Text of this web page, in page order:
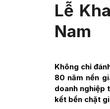
Lễ
Nam
Không chỉ
80 năm nền
doanh nghiệp
kết bền chặt